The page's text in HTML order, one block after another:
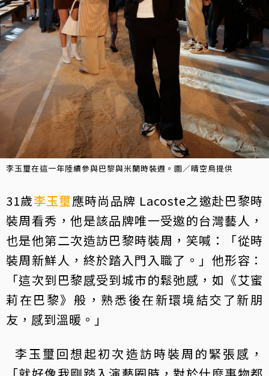
李玉璽在這一年陸續參與巴黎與米蘭時裝週。圖／晴空鳥提供
31歲李玉璽應時尚品牌 Lacoste之邀赴巴黎時
裝周看秀，他是該品牌唯一受邀的台灣藝人，
也是他第二次造訪巴黎時裝周，笑喊：「從時
裝周新鮮人，終於踏入門入職了。」他形容：
「這次到巴黎感受到城市的鬆弛感，如《艾蜜
莉在巴黎》般，熟悉後在新環境結交了新朋
友，感到溫暖。」
李玉璽回想起初次造訪時裝周的緊張感，